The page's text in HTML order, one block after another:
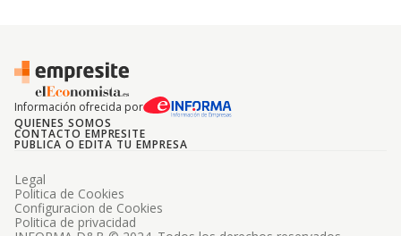
Información ofrecida por
QUIENES SOMOS
CONTACTO EMPRESITE
PUBLICA O EDITA TU EMPRESA
Legal
Politica de Cookies
Configuracion de Cookies
Politica de privacidad